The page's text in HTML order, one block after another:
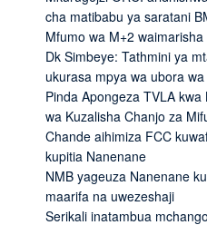
cha matibabu ya saratani
Mfumo wa M+2
Dk Simbeye: Tathmini ya
ukurasa mpya wa ubora
Pinda Apongeza TVLA
wa Kuzalisha Chanjo za
Chande aihimiza FCC
kupitia Nanenane
NMB yageuza Nanenane
maarifa na uwezeshaji
Serikali inatambua